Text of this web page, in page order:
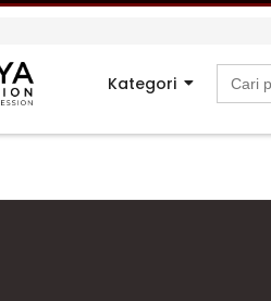
Kategori
Search
for: